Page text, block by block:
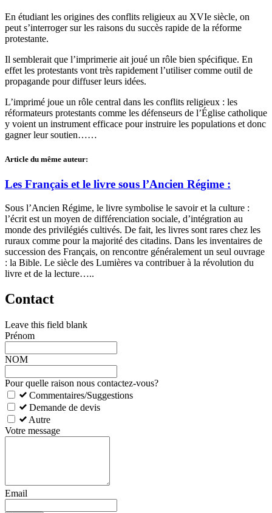
En étudiant les origines des conflits religieux au XVIe siècle, on
peut s’interroger sur les raisons du succès rapide de la réforme
protestante.
Il semblerait que l’imprimerie ait joué un rôle bien spécifique. En
effet les protestants vont très rapidement l’utiliser comme outil de
propagande pour diffuser leurs idées.
L’imprimé joue un rôle central dans les conflits religieux : les
réformateurs protestants comme les défenseurs de l’Église catholique
y voient un instrument efficace pour instruire les populations et donc
gagner leur soutien……
Article du même auteur:
Les Français et le livre sous l’Ancien Régime :
Sous l’Ancien Régime, le livre symbolise le savoir et la culture :
l’écrit est un moyen de différenciation sociale, d’intégration au
monde des privilégiés cultivés. De fait, les livres sont rares chez les
ruraux comme pour la majorité des citadins. Dans les inventaires de
succession des Français, on rencontre généralement un seul ouvrage
: la Bible. Le siècle des Lumières va contribuer à la révolution du
livre et de la lecture…..
Contact
Leave this field blank
Prénom
NOM
Pour quelle raison nous contactez-vous?
Commentaires/Suggestions
Demande de devis
Autre
Votre message
Email